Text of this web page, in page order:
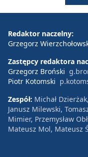
Redaktor naczelny:
Grzegorz
Zastępcy redaktora
Grzegorz Broński
Piotr Kotomski
Zespół: Michał
Janusz Milewski,
Mimier, Przemysław
Mateusz Mol, Mateusz